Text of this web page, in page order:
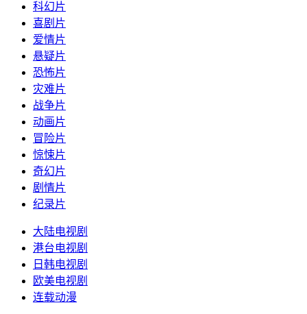
科幻片
喜剧片
爱情片
悬疑片
恐怖片
灾难片
战争片
动画片
冒险片
惊悚片
奇幻片
剧情片
纪录片
大陆电视剧
港台电视剧
日韩电视剧
欧美电视剧
连载动漫